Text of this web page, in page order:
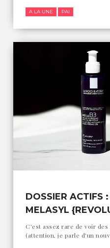
A LA UNE PAI
DOSSIER ACTIFS
MELASYL
TACHES ?}
C'est assez rare de voir
(attention, je parle d'un